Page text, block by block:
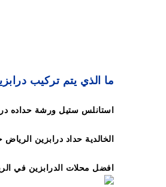
ما الذي يتم تركيب
افضل محلات الدرابزين في